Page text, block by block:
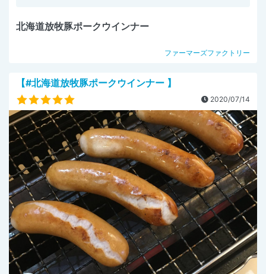
北海道放牧豚ポークウインナー
ファーマーズファクトリー
【#北海道放牧豚ポークウインナー 】
2020/07/14